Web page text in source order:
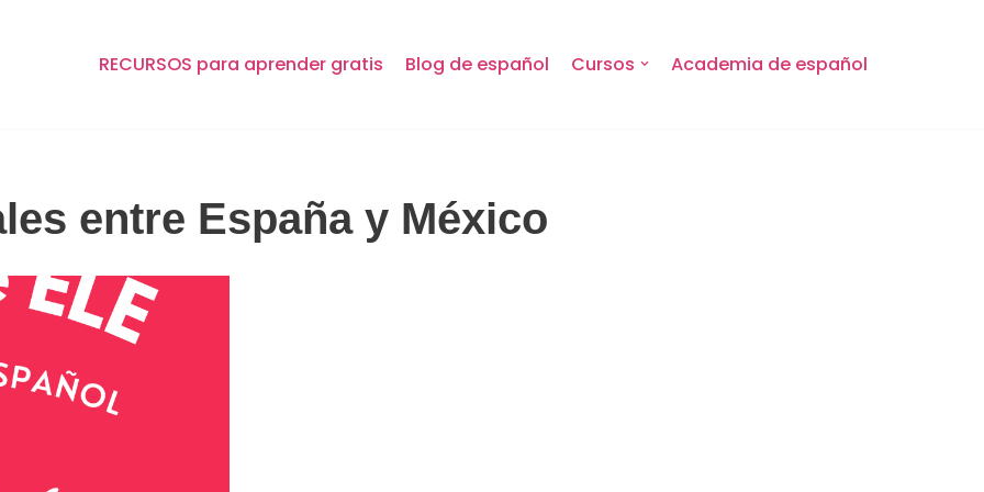
RECURSOS para aprender gratis Blog de español Cursos Academia de español
entre España y México